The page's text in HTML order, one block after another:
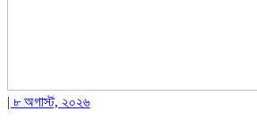
| ৮ অগাস্ট, ২০২৬